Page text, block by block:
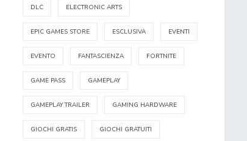
DLC ELECTRONIC ARTS
EPIC GAMES STORE ESCLUSIVA EVENTI
EVENTO FANTASCIENZA FORTNITE
GAME PASS GAMEPLAY
GAMEPLAY TRAILER GAMING HARDWARE
GIOCHI GRATIS GIOCHI GRATUITI